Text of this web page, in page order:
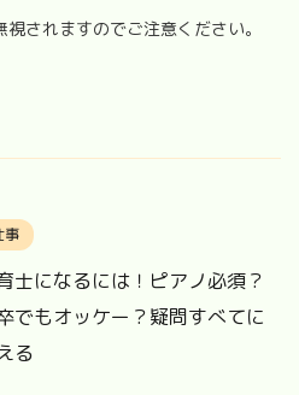
されますのでご注意ください。
事
士になるには！ピアノ必須？
でもオッケー？疑問すべてに
る